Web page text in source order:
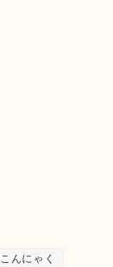
こんにゃく